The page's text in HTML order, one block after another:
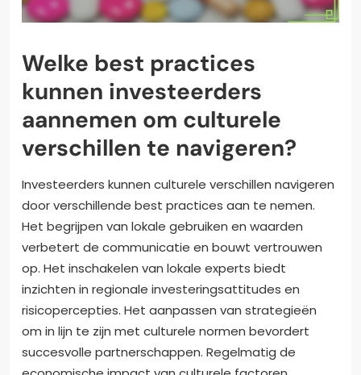
Welke best practices
kunnen investeerders
aannemen om culturele
verschillen te navigeren?
Investeerders kunnen culturele verschillen navigeren
door verschillende best practices aan te nemen.
Het begrijpen van lokale gebruiken en waarden
verbetert de communicatie en bouwt vertrouwen
op. Het inschakelen van lokale experts biedt
inzichten in regionale investeringsattitudes en
risicopercepties. Het aanpassen van strategieën
om in lijn te zijn met culturele normen bevordert
succesvolle partnerschappen. Regelmatig de